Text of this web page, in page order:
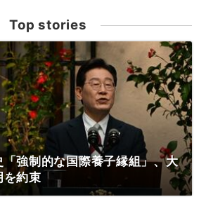
Top stories
強制的な国際養子縁組」、大
を約束